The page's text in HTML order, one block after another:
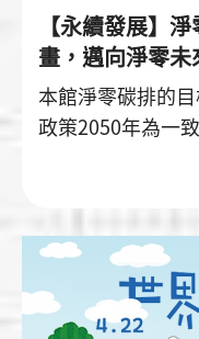
【永續發展】
畫，邁向淨零未
本館淨零碳排的
政策2050年為一